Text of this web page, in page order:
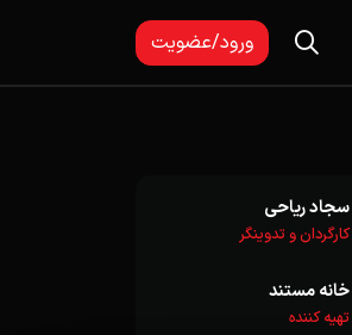
ورود/عضویت
سجاد ریاحی
کارگردان و تدوینگر
خانه مستند
تهیه کننده